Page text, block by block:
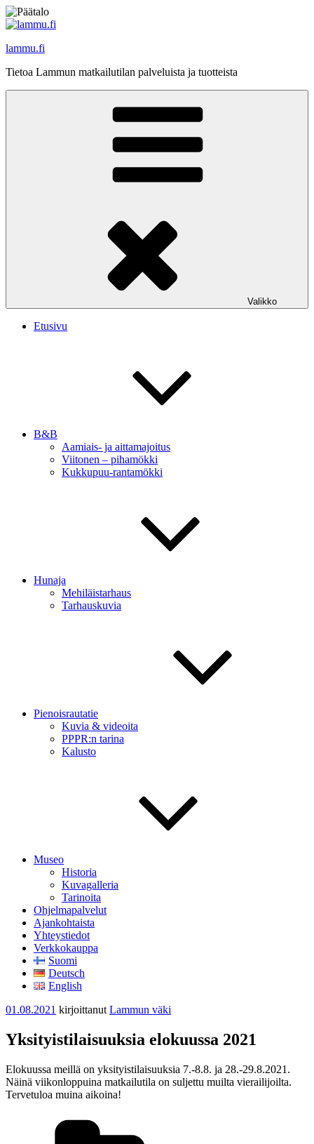
Siirry
sisältöön
lammu.fi
Tietoa Lammun matkailutilan palveluista ja tuotteista
Valikko
Etusivu
B&B
Aamiais- ja aittamajoitus
Viitonen – pihamökki
Kukkupuu-rantamökki
Hunaja
Mehiläistarhaus
Tarhauskuvia
Pienoisrautatie
Kuvia & videoita
PPPR:n tarina
Kalusto
Museo
Historia
Kuvagalleria
Tarinoita
Ohjelmapalvelut
Ajankohtaista
Yhteystiedot
Verkkokauppa
Suomi
Deutsch
English
Julkaistu
01.08.2021 kirjoittanut Lammun väki
Yksityistilaisuuksia elokuussa 2021
Elokuussa meillä on yksityistilaisuuksia 7.-8.8. ja 28.-29.8.2021.
Näinä viikonloppuina matkailutila on suljettu muilta vierailijoilta.
Tervetuloa muina aikoina!